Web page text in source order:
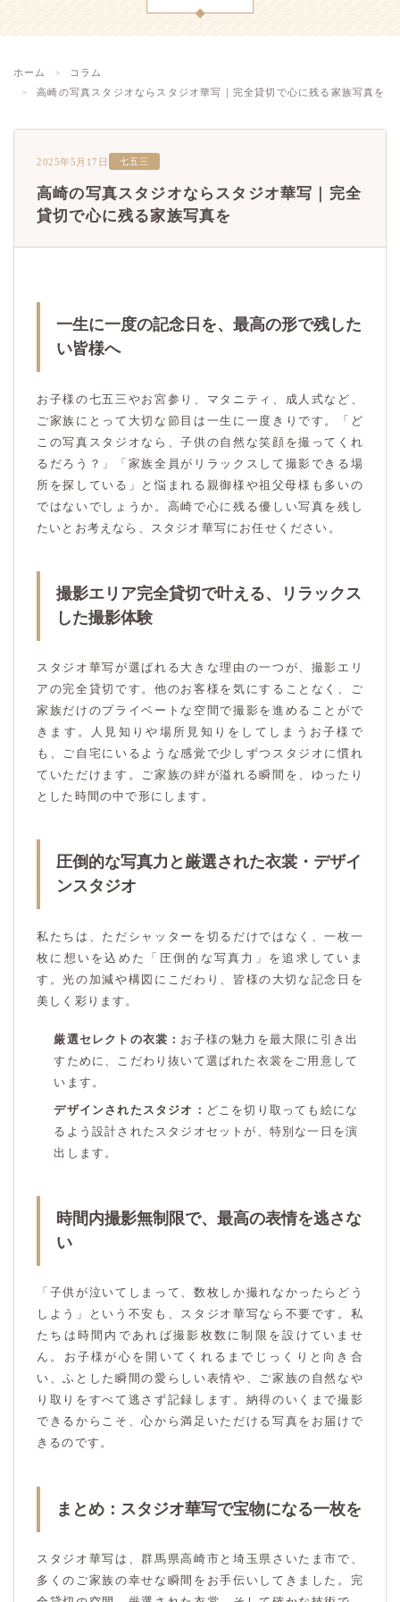
ホーム
コラム
高崎の写真スタジオならスタジオ華写｜完全貸切で心に残る家族写真を
2025年5月17日 七五三
高崎の写真スタジオならスタジオ華写｜完全
貸切で心に残る家族写真を
一生に一度の記念日を、最高の形で残した
い皆様へ
お子様の七五三やお宮参り、マタニティ、成人式など、
ご家族にとって大切な節目は一生に一度きりです。「ど
この写真スタジオなら、子供の自然な笑顔を撮ってくれ
るだろう？」「家族全員がリラックスして撮影できる場
所を探している」と悩まれる親御様や祖父母様も多いの
ではないでしょうか。高崎で心に残る優しい写真を残し
たいとお考えなら、スタジオ華写にお任せください。
撮影エリア完全貸切で叶える、リラックス
した撮影体験
スタジオ華写が選ばれる大きな理由の一つが、撮影エリ
アの完全貸切です。他のお客様を気にすることなく、ご
家族だけのプライベートな空間で撮影を進めることがで
きます。人見知りや場所見知りをしてしまうお子様で
も、ご自宅にいるような感覚で少しずつスタジオに慣れ
ていただけます。ご家族の絆が溢れる瞬間を、ゆったり
とした時間の中で形にします。
圧倒的な写真力と厳選された衣裳・デザイ
ンスタジオ
私たちは、ただシャッターを切るだけではなく、一枚一
枚に想いを込めた「圧倒的な写真力」を追求していま
す。光の加減や構図にこだわり、皆様の大切な記念日を
美しく彩ります。
厳選セレクトの衣裳： お子様の魅力を最大限に引き出
すために、こだわり抜いて選ばれた衣裳をご用意して
います。
デザインされたスタジオ： どこを切り取っても絵にな
るよう設計されたスタジオセットが、特別な一日を演
出します。
時間内撮影無制限で、最高の表情を逃さな
い
「子供が泣いてしまって、数枚しか撮れなかったらどう
しよう」という不安も、スタジオ華写なら不要です。私
たちは時間内であれば撮影枚数に制限を設けていませ
ん。お子様が心を開いてくれるまでじっくりと向き合
い、ふとした瞬間の愛らしい表情や、ご家族の自然なや
り取りをすべて逃さず記録します。納得のいくまで撮影
できるからこそ、心から満足いただける写真をお届けで
きるのです。
まとめ：スタジオ華写で宝物になる一枚を
スタジオ華写は、群馬県高崎市と埼玉県さいたま市で、
多くのご家族の幸せな瞬間をお手伝いしてきました。完